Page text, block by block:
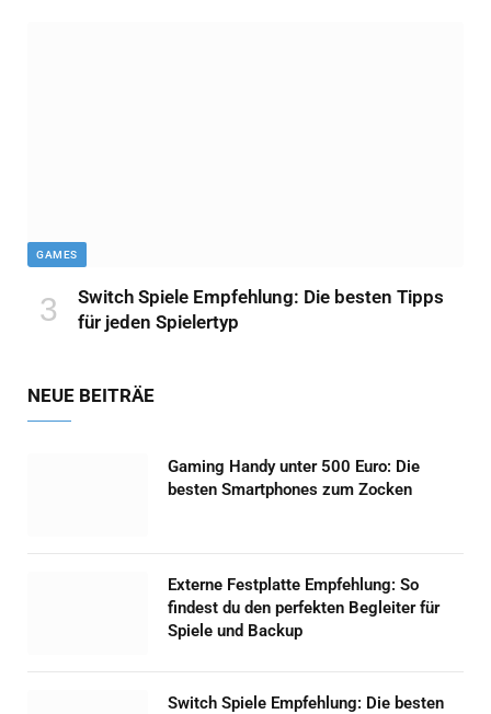
GAMES
Switch Spiele Empfehlung: Die besten Tipps
für jeden Spielertyp
NEUE BEITRÄE
Gaming Handy unter 500 Euro: Die
besten Smartphones zum Zocken
Externe Festplatte Empfehlung: So
findest du den perfekten Begleiter für
Spiele und Backup
Switch Spiele Empfehlung: Die besten